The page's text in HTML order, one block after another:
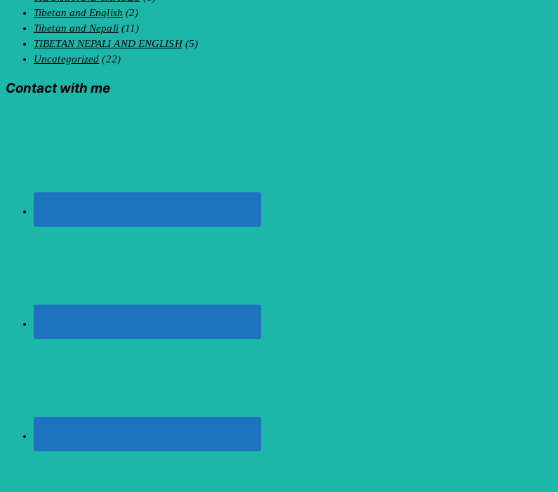
Tibetan and English (2)
Tibetan and Nepali(11)
TIBETAN NEPALI AND ENGLISH(5)
Uncategorized (22)
Contact with me